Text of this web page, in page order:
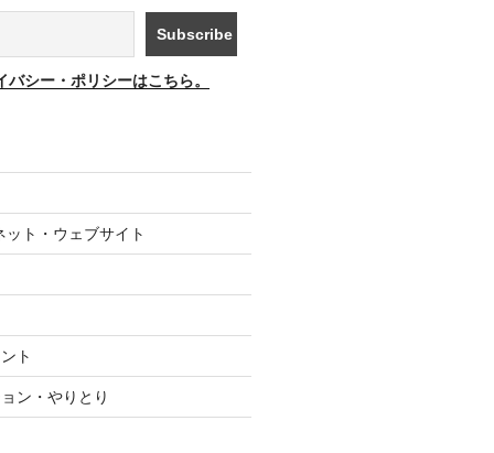
バシー・ポリシーはこちら。
ット・ウェブサイト
ト
ン・やりとり